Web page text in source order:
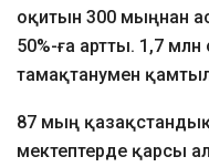
оқитын 300 мыңнан
50%-ға артты. 1,7
тамақтанумен
87 мың
мектептерде қарсы